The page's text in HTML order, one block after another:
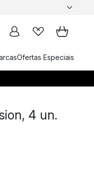
Ofertas Especiais
4 un.